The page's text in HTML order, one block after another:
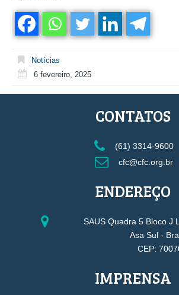
Notícias
6 fevereiro, 2025
CONTATOS
(61) 3314-9600
cfc@cfc.org.br
ENDEREÇO
SAUS Quadra 5 Bloco J
Asa Sul -
CEP:
IMPRENSA